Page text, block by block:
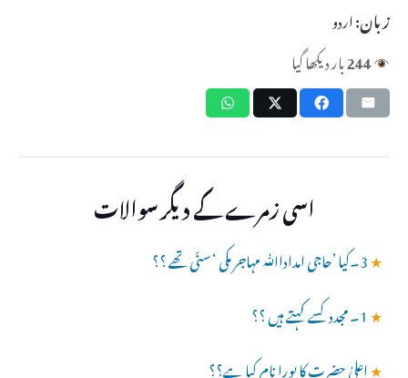
زبان:اردو
244بار دیکھا گیا
اسی زمرے کے دیگر سوالات
★3۔کیا ’حاجی امداداﷲ مہاجر مکی ‘ سنّی تھے ؟؟
★1۔ مجدد کسے کہتے ہیں ؟؟
★اعلیٰ حضرت کا پورا نام کیا ہے؟؟